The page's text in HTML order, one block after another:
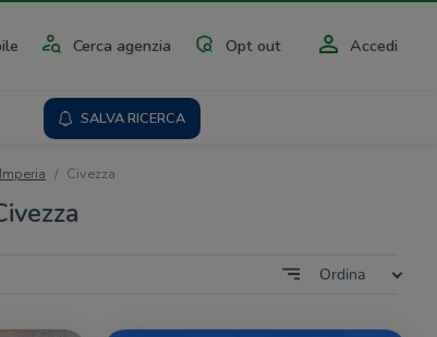
Cerca agenzia Opt out Accedi
SALVA RICERCA
Civezza
Ordina